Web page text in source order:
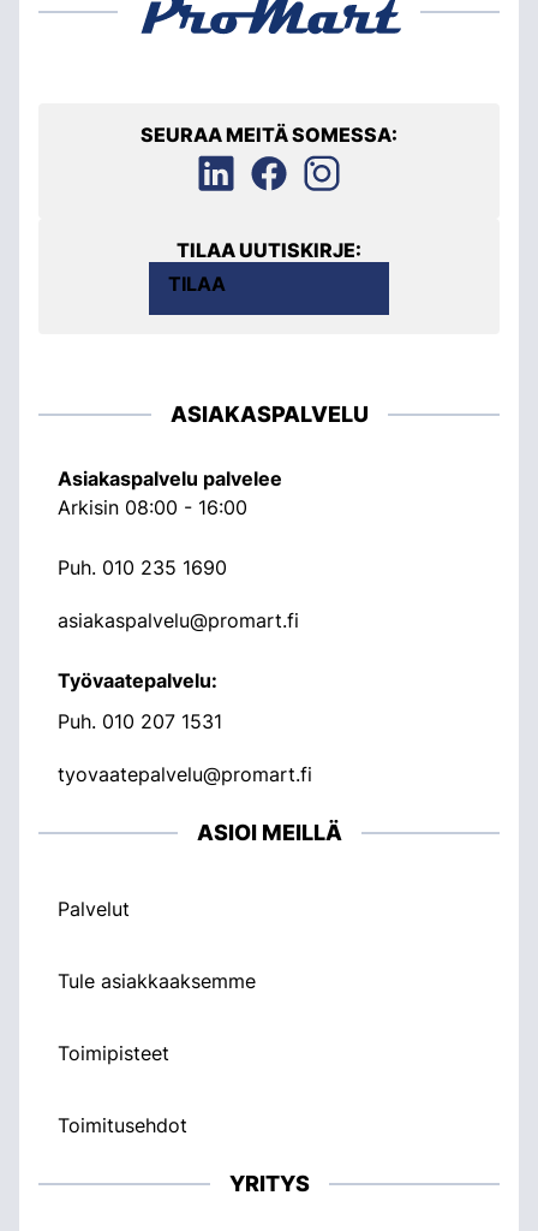
SEURAA MEITÄ SOMESSA:
TILAA UUTISKIRJE:
TILAA
ASIAKASPALVELU
Asiakaspalvelu palvelee
Arkisin 08:00 - 16:00
Puh. 010 235 1690
asiakaspalvelu@promart.fi
Työvaatepalvelu:
Puh. 010 207 1531
tyovaatepalvelu@promart.fi
ASIOI MEILLÄ
Palvelut
Tule asiakkaaksemme
Toimipisteet
Toimitusehdot
YRITYS